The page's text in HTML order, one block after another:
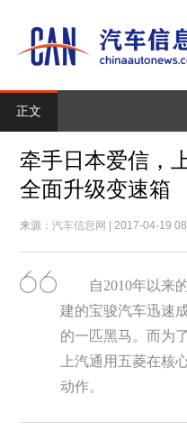
正文
牵手日本爱信，
全面升级变速箱
来源：汽车信息网 | 2017-04-19
自2010年以来
建的宝骏汽车迅速
的一匹黑马。而为
上汽通用五菱在核
动作。